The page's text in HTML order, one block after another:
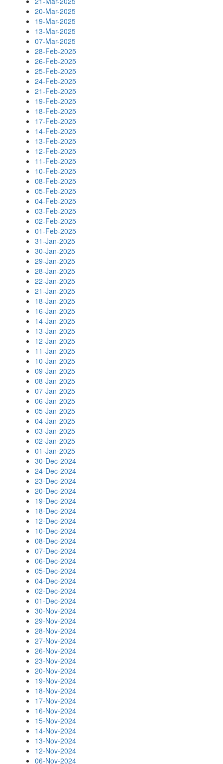
20-Mar-2025
19-Mar-2025
13-Mar-2025
07-Mar-2025
28-Feb-2025
26-Feb-2025
25-Feb-2025
24-Feb-2025
21-Feb-2025
19-Feb-2025
18-Feb-2025
17-Feb-2025
14-Feb-2025
13-Feb-2025
12-Feb-2025
11-Feb-2025
10-Feb-2025
08-Feb-2025
05-Feb-2025
04-Feb-2025
03-Feb-2025
02-Feb-2025
01-Feb-2025
31-Jan-2025
30-Jan-2025
29-Jan-2025
28-Jan-2025
22-Jan-2025
21-Jan-2025
18-Jan-2025
16-Jan-2025
14-Jan-2025
13-Jan-2025
12-Jan-2025
11-Jan-2025
10-Jan-2025
09-Jan-2025
08-Jan-2025
07-Jan-2025
06-Jan-2025
05-Jan-2025
04-Jan-2025
03-Jan-2025
02-Jan-2025
01-Jan-2025
30-Dec-2024
24-Dec-2024
23-Dec-2024
20-Dec-2024
19-Dec-2024
18-Dec-2024
12-Dec-2024
10-Dec-2024
08-Dec-2024
07-Dec-2024
06-Dec-2024
05-Dec-2024
04-Dec-2024
02-Dec-2024
01-Dec-2024
30-Nov-2024
29-Nov-2024
28-Nov-2024
27-Nov-2024
26-Nov-2024
23-Nov-2024
20-Nov-2024
19-Nov-2024
18-Nov-2024
17-Nov-2024
16-Nov-2024
15-Nov-2024
14-Nov-2024
13-Nov-2024
12-Nov-2024
06-Nov-2024